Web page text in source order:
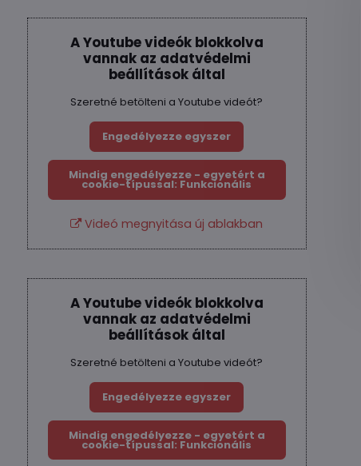
A Youtube videók blokkolva
vannak az adatvédelmi
beállítások által
Szeretné betölteni a Youtube videót?
Engedélyezze egyszer
Mindig engedélyezze - egyetért a
cookie-típussal: Funkcionális
Videó megnyitása új ablakban
A Youtube videók blokkolva
vannak az adatvédelmi
beállítások által
Szeretné betölteni a Youtube videót?
Engedélyezze egyszer
Mindig engedélyezze - egyetért a
cookie-típussal: Funkcionális